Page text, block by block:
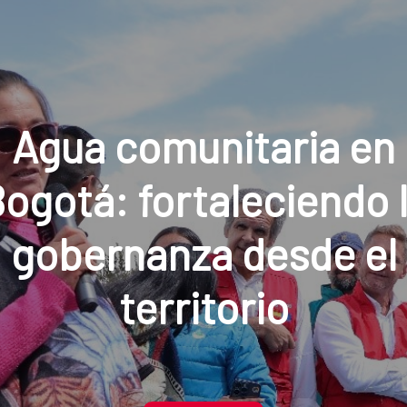
Diálogos sobre agua,
y desarrollo
See more